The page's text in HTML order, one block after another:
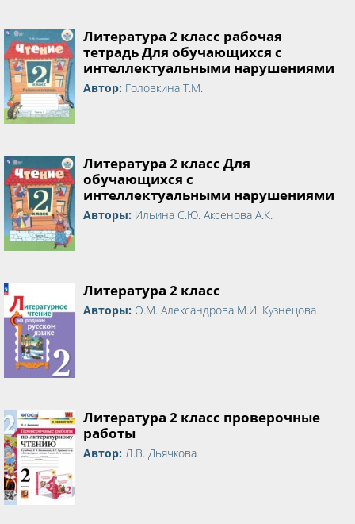
Литература 2 класс рабочая
тетрадь Для обучающихся с
интеллектуальными нарушениями
Автор: Головкина Т.М.
Литература 2 класс Для
обучающихся с
интеллектуальными нарушениями
Авторы: Ильина С.Ю. Аксенова А.К.
Литература 2 класс
Авторы: О.М. Александрова М.И. Кузнецова
Литература 2 класс проверочные
работы
Автор: Л.В. Дьячкова